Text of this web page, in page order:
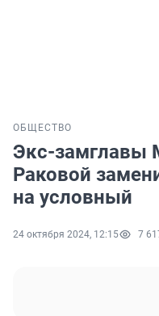
ОБЩЕСТВО
Экс-замглавы
Раковой
на условный
24 октября 2024, 12:15 7